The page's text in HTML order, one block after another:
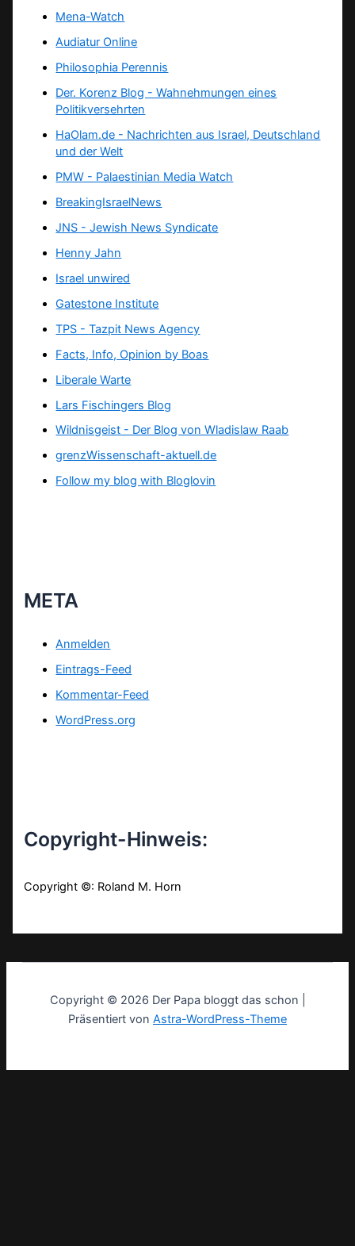
Mena-Watch
Audiatur Online
Philosophia Perennis
Der. Korenz Blog - Wahnehmungen eines
Politikversehrten
HaOlam.de - Nachrichten aus Israel, Deutschland
und der Welt
PMW - Palaestinian Media Watch
BreakingIsraelNews
JNS - Jewish News Syndicate
Henny Jahn
Israel unwired
Gatestone Institute
TPS -Tazpit News Agency
Facts, Info, Opinion by Boas
Liberale Warte
Lars Fischingers Blog
Wildnisgeist - Der Blog von Wladislaw Raab
grenzWissenschaft-aktuell.de
Follow my blog with Bloglovin
META
Anmelden
Eintrags-Feed
Kommentar-Feed
WordPress.org
Copyright-Hinweis:
Copyright ©: Roland M. Horn
Copyright © 2026 Der Papa bloggt das schon |
Präsentiert von Astra-WordPress-Theme